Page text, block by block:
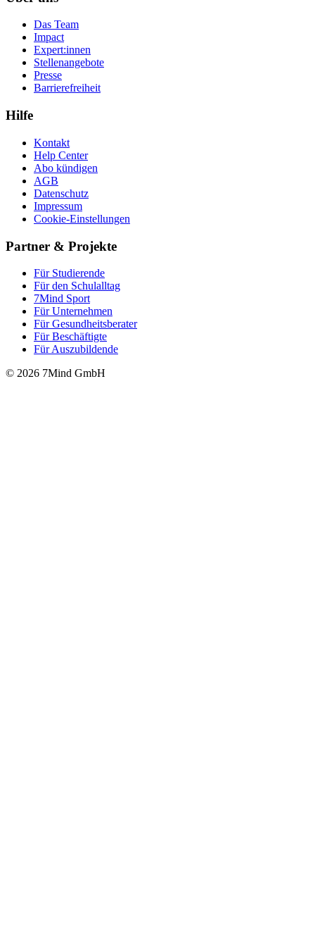
Das Team
Impact
Expert:innen
Stellenangebote
Presse
Barrierefreiheit
Hilfe
Kontakt
Help Center
Abo kündigen
AGB
Datenschutz
Impressum
Cookie-Einstellungen
Partner & Projekte
Für Stu­die­rende
Für den Schulalltag
7Mind Sport
Für Unter­neh­men
Für Gesund­heits­be­ra­ter
Für Beschäftigte
Für Auszubildende
© 2026 7Mind GmbH